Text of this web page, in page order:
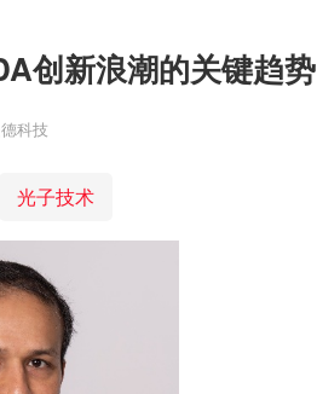
创新浪潮的关键趋势
科技
光子技术